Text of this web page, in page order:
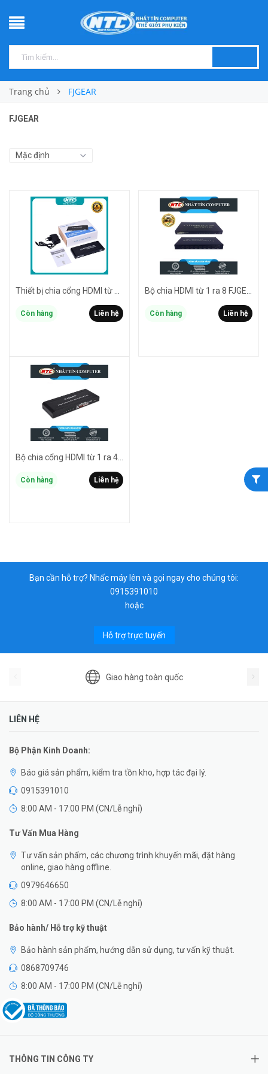
Trang chủ FJGEAR
FJGEAR
Còn hàng Liên hệ Còn hàng Liên hệ
Còn hàng Liên hệ
Bạn cần hỗ trợ? Nhấc máy lên và gọi ngay cho chúng tôi:
0915391010
hoặc
Hỗ trợ trực tuyến
Giao hàng toàn quốc
LIÊN HỆ
Bộ Phận Kinh Doanh:
Báo giá sản phẩm, kiểm tra tồn kho, hợp tác đại lý.
0915391010
8:00 AM - 17:00 PM (CN/Lễ nghỉ)
Tư Vấn Mua Hàng
Tư vấn sản phẩm, các chương trình khuyến mãi, đặt hàng
online, giao hàng offline.
0979646650
8:00 AM - 17:00 PM (CN/Lễ nghỉ)
Bảo hành/ Hỗ trợ kỹ thuật
Bảo hành sản phẩm, hướng dẫn sử dụng, tư vấn kỹ thuật.
0868709746
8:00 AM - 17:00 PM (CN/Lễ nghỉ)
THÔNG TIN CÔNG TY